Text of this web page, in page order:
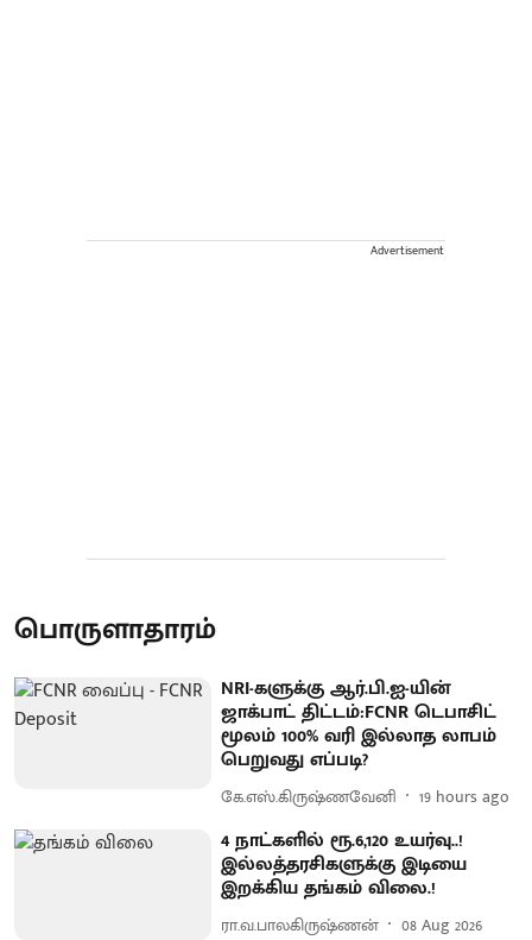
Advertisement
பொருளாதாரம்
NRI-களுக்கு ஆர்.பி.ஐ-யின்
ஜாக்பாட் திட்டம்:FCNR டெபாசிட்
மூலம் 100% வரி இல்லாத லாபம்
பெறுவது எப்படி?
கே.எஸ்.கிருஷ்ணவேனி 19 hours ago
4 நாட்களில் ரூ.6,120 உயர்வு..!
இல்லத்தரசிகளுக்கு இடியை
இறக்கிய தங்கம் விலை.!
ரா.வ.பாலகிருஷ்ணன் 08 Aug 2026